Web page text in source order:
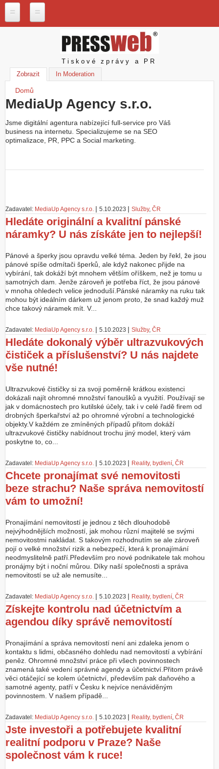
P
w
b
.
c
N
a
s
b
y
Z
l
o
ž
i
t
ú
č
e
Pressweb
Tiskové zprávy a PR
Zobrazit (aktivní záložka)
In Moderation
Jste zde
Domů
MediaUp Agency s.r.o.
Jsme digitální agentura nabízející full-service pro Váš
business na internetu. Specializujeme se na SEO
optimalizace, PR, PPC a Social marketing.
Zadavatel: MediaUp Agency s.r.o. | 5.10.2023 | Služby, ČR
Hledáte originální a kvalitní pánské
náramky? U nás získáte jen to nejlepší!
Pánové a šperky jsou opravdu velké téma. Jeden by řekl, že jsou
pánové spíše odmítači šperků, ale když nakonec přijde na
vybírání, tak dokáží být mnohem větším oříškem, než je tomu u
samotných dam. Jenže zároveň je potřeba říct, že jsou pánové
v mnoha ohledech velice jednoduší.Pánské náramky na ruku tak
mohou být ideálním dárkem už jenom proto, že snad každý muž
chce takový náramek mít. V...
Zadavatel: MediaUp Agency s.r.o. | 5.10.2023 | Služby, ČR
Hledáte dokonalý výběr ultrazvukových
čističek a příslušenství? U nás najdete
vše nutné!
Ultrazvukové čističky si za svoji poměrně krátkou existenci
dokázali najít ohromné množství fanoušků a využití. Používají se
jak v domácnostech pro kutilské účely, tak i v celé řadě firem od
drobných šperkařství až po ohromné výrobní a technologické
objekty.V každém ze zmíněných případů přitom dokáží
ultrazvukové čističky nabídnout trochu jiný model, který vám
poskytne to, co...
Zadavatel: MediaUp Agency s.r.o. | 5.10.2023 | Reality, bydlení, ČR
Chcete pronajímat své nemovitosti
beze strachu? Naše správa nemovitostí
vám to umožní!
Pronajímání nemovitostí je jednou z těch dlouhodobě
nejvýhodnějších možností, jak mohou různí majitelé se svými
nemovitostmi nakládat. S takovým rozhodnutím se ale zároveň
pojí o velké množství rizik a nebezpečí, která k pronajímání
neodmyslitelně patří.Především pro nové podnikatele tak mohou
pronájmy být i noční můrou. Díky naší společnosti a správa
nemovitostí se už ale nemusíte...
Zadavatel: MediaUp Agency s.r.o. | 5.10.2023 | Reality, bydlení, ČR
Získejte kontrolu nad účetnictvím a
agendou díky správě nemovitostí
Pronajímání a správa nemovitostí není ani zdaleka jenom o
kontaktu s lidmi, občasného dohledu nad nemovitostí a vybírání
peněz. Ohromné množství práce při všech povinnostech
znamená také vedení správné agendy a účetnictví.Přitom právě
věci otáčející se kolem účetnictví, především pak daňového a
samotné agenty, patří v Česku k nejvíce nenáviděným
povinnostem. V našem případě...
Zadavatel: MediaUp Agency s.r.o. | 5.10.2023 | Reality, bydlení, ČR
Jste investoři a potřebujete kvalitní
realitní podporu v Praze? Naše
společnost vám k ruce!